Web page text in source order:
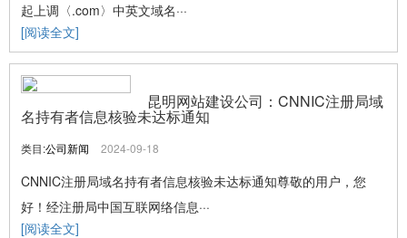
起上调〈.com〉中英文域名···
[阅读全文]
昆明网站建设公司：CNNIC注册局域
名持有者信息核验未达标通知
类目:公司新闻 2024-09-18
CNNIC注册局域名持有者信息核验未达标通知尊敬的用户，您
好！经注册局中国互联网络信息···
[阅读全文]